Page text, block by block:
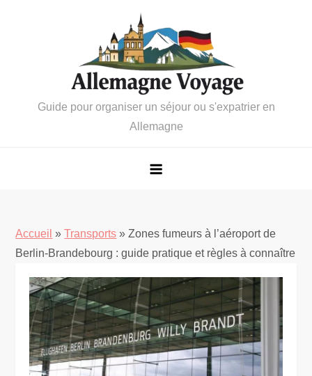
Guide pour organiser un séjour ou s'expatrier en
Allemagne
Accueil »Transports »Zones fumeurs à l’aéroport de
Berlin-Brandebourg : guide pratique et règles à connaître